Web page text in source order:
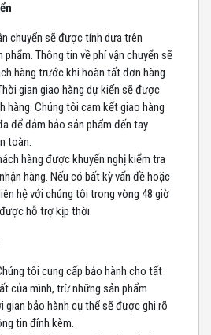
chuyển sẽ được tính dựa trên
Thông tin về phí vận chuyển sẽ
hàng trước khi hoàn tất đơn hàng.
gian giao hàng dự kiến sẽ được
hàng. Chúng tôi cam kết giao hàng
để đảm bảo sản phẩm đến tay
toàn.
hàng được khuyến nghị kiểm tra
hàng. Nếu có bất kỳ vấn đề hoặc
hệ với chúng tôi trong vòng 48 giờ
hỗ trợ kịp thời.
tôi cung cấp bảo hành cho tất
của mình, trừ những sản phẩm
gian bảo hành cụ thể sẽ được ghi rõ
tin đính kèm.